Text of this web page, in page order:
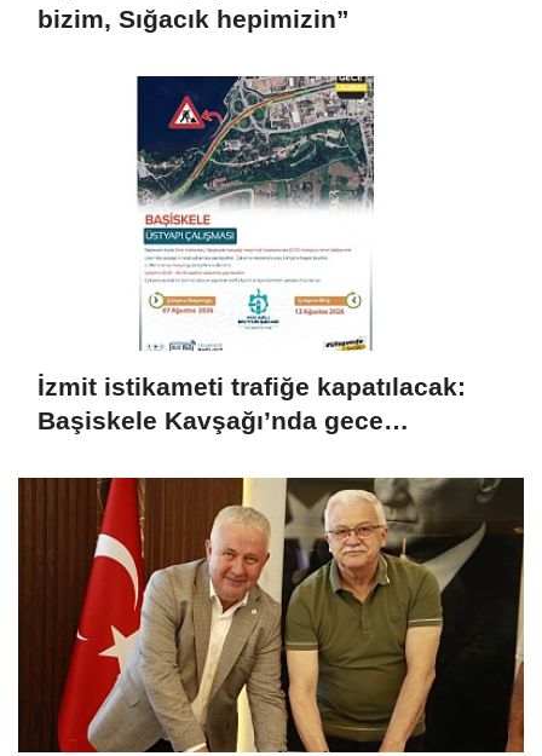
bizim, Sığacık hepimizin”
İzmit istikameti trafiğe kapatılacak:
Başiskele Kavşağı’nda gece